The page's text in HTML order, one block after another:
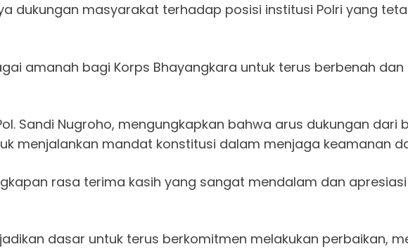
dukungan masyarakat terhadap posisi institusi Polri yang
amanah bagi Korps Bhayangkara untuk terus berbenah
Sandi Nugroho, mengungkapkan bahwa arus dukungan
menjalankan mandat konstitusi dalam menjaga keamanan
rasa terima kasih yang sangat mendalam dan
dasar untuk terus berkomitmen melakukan perbaikan,